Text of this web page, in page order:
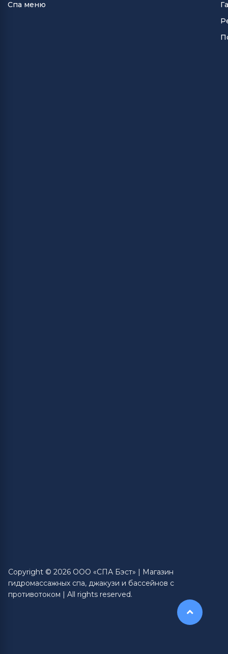
Спа меню
Copyright © 2026 ООО «СПА Бэст» | Магазин
гидромассажных спа, джакузи и бассейнов с
противотоком | All rights reserved.